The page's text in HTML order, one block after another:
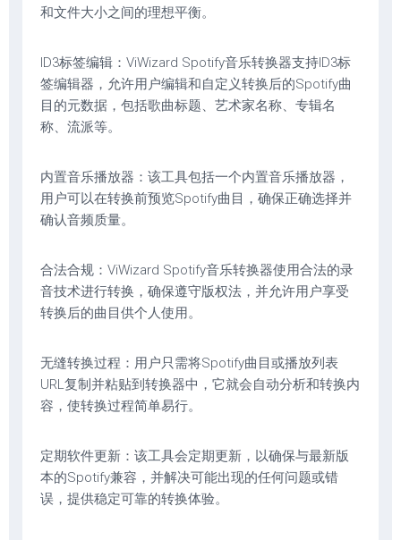
和文件大小之间的理想平衡。
ID3标签编辑：ViWizard Spotify音乐转换器支持ID3标
签编辑器，允许用户编辑和自定义转换后的Spotify曲
目的元数据，包括歌曲标题、艺术家名称、专辑名
称、流派等。
内置音乐播放器：该工具包括一个内置音乐播放器，
用户可以在转换前预览Spotify曲目，确保正确选择并
确认音频质量。
合法合规：ViWizard Spotify音乐转换器使用合法的录
音技术进行转换，确保遵守版权法，并允许用户享受
转换后的曲目供个人使用。
无缝转换过程：用户只需将Spotify曲目或播放列表
URL复制并粘贴到转换器中，它就会自动分析和转换内
容，使转换过程简单易行。
定期软件更新：该工具会定期更新，以确保与最新版
本的Spotify兼容，并解决可能出现的任何问题或错
误，提供稳定可靠的转换体验。